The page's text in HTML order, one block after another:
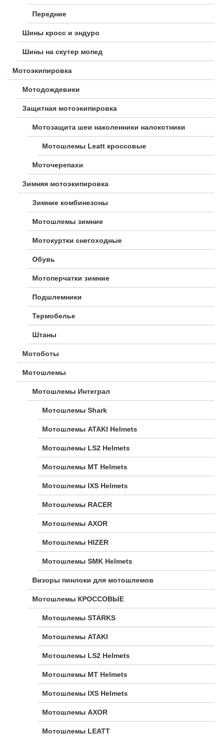
Передние
Шины кросс и эндуро
Шины на скутер мопед
Мотоэкипировка
Мотодождевики
Защитная мотоэкипировка
Мотозащита шеи наколенники налокотники
Мотошлемы Leatt кроссовые
Моточерепахи
Зимняя мотоэкипировка
Зимние комбинезоны
Мотошлемы зимние
Мотокуртки снегоходные
Обувь
Мотоперчатки зимние
Подшлемники
Термобелье
Штаны
Мотоботы
Мотошлемы
Мотошлемы Интеграл
Мотошлемы Shark
Мотошлемы ATAKI Helmets
Мотошлемы LS2 Helmets
Мотошлемы MT Helmets
Мотошлемы IXS Helmets
Мотошлемы RACER
Мотошлемы AXOR
Мотошлемы HIZER
Мотошлемы SMK Helmets
Визоры пинлоки для мотошлемов
Мотошлемы КРОССОВЫЕ
Мотошлемы STARKS
Мотошлемы ATAKI
Мотошлемы LS2 Helmets
Мотошлемы MT Helmets
Мотошлемы IXS Helmets
Мотошлемы AXOR
Мотошлемы LEATT